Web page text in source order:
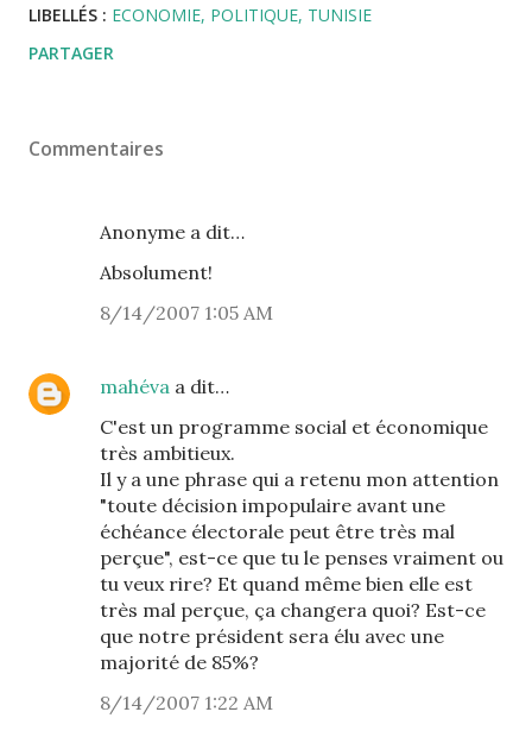
LIBELLÉS : ECONOMIE POLITIQUE TUNISIE
PARTAGER
Commentaires
Anonyme a dit…
Absolument!
8/14/2007 1:05 AM
mahéva a dit…
C'est un programme social et économique
très ambitieux.
Il y a une phrase qui a retenu mon attention
"toute décision impopulaire avant une
échéance électorale peut être très mal
perçue", est-ce que tu le penses vraiment ou
tu veux rire? Et quand même bien elle est
très mal perçue, ça changera quoi? Est-ce
que notre président sera élu avec une
majorité de 85%?
8/14/2007 1:22 AM